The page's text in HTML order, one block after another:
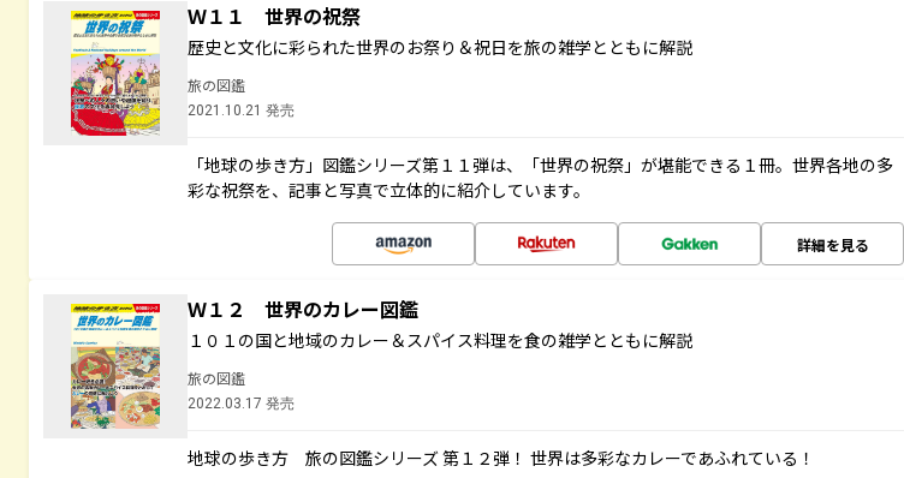
Ｗ１１ 世界の祝祭
歴史と文化に彩られた世界のお祭り＆祝日を旅の雑学とともに解説
旅の図鑑
2021.10.21 発売
「地球の歩き方」図鑑シリーズ第１１弾は、「世界の祝祭」が堪能できる１冊。世界各地の多
彩な祝祭を、記事と写真で立体的に紹介しています。
詳細を見る
Ｗ１２ 世界のカレー図鑑
１０１の国と地域のカレー＆スパイス料理を食の雑学とともに解説
旅の図鑑
2022.03.17 発売
地球の歩き方 旅の図鑑シリーズ 第１２弾！ 世界は多彩なカレーであふれている！